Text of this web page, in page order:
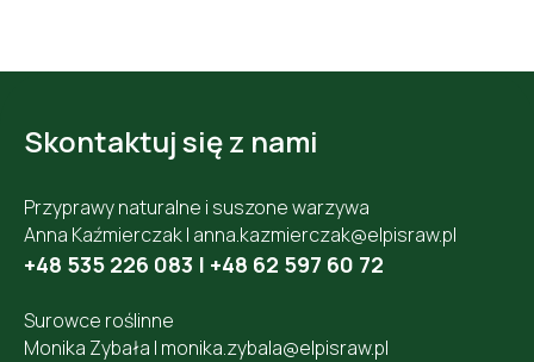
Skontaktuj się z nami
Przyprawy naturalne i suszone warzywa
Anna Kaźmierczak | anna.kazmierczak@elpisraw.pl
+48 535 226 083 | +48 62 597 60 72
Surowce roślinne
Monika Zybała | monika.zybala@elpisraw.pl